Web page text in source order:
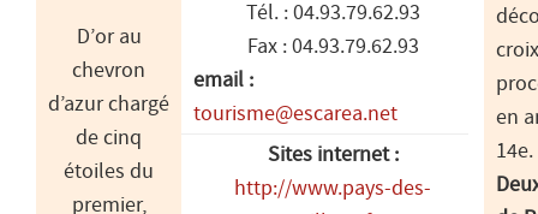
D’or au
chevron
d’azur chargé
de cinq
étoiles du
premier,
Tél. : 04.93.79.62.93
Fax : 04.93.79.62.93
email :
tourisme@escarea.net
Sites internet :
http://www.pays-des-
croix
en
14e.